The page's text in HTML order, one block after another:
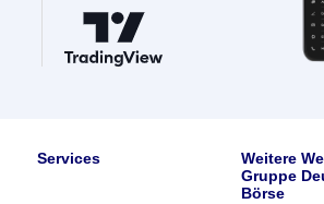
Services
Weitere
Gruppe
Börse